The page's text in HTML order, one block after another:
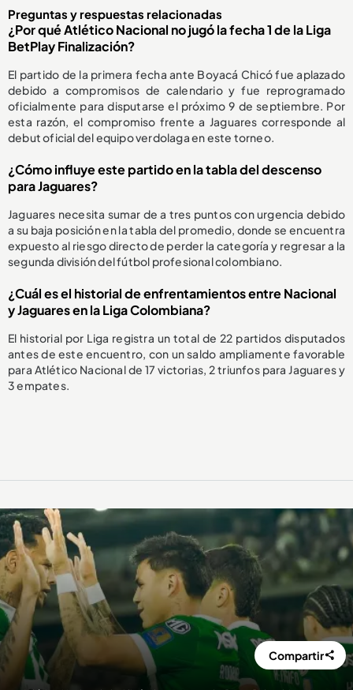
Preguntas y respuestas relacionadas
¿Por qué Atlético Nacional no jugó la fecha 1 de la Liga
BetPlay Finalización?
El partido de la primera fecha ante Boyacá Chicó fue aplazado
debido a compromisos de calendario y fue reprogramado
oficialmente para disputarse el próximo 9 de septiembre. Por
esta razón, el compromiso frente a Jaguares corresponde al
debut oficial del equipo verdolaga en este torneo.
¿Cómo influye este partido en la tabla del descenso
para Jaguares?
Jaguares necesita sumar de a tres puntos con urgencia debido
a su baja posición en la tabla del promedio, donde se encuentra
expuesto al riesgo directo de perder la categoría y regresar a la
segunda división del fútbol profesional colombiano.
¿Cuál es el historial de enfrentamientos entre Nacional
y Jaguares en la Liga Colombiana?
El historial por Liga registra un total de 22 partidos disputados
antes de este encuentro, con un saldo ampliamente favorable
para Atlético Nacional de 17 victorias, 2 triunfos para Jaguares y
3 empates.
Compartir